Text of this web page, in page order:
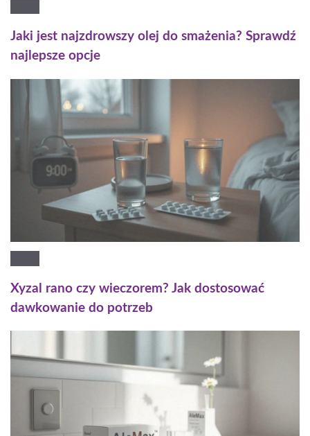
Jaki jest najzdrowszy olej do smażenia? Sprawdź
najlepsze opcje
Xyzal rano czy wieczorem? Jak dostosować
dawkowanie do potrzeb